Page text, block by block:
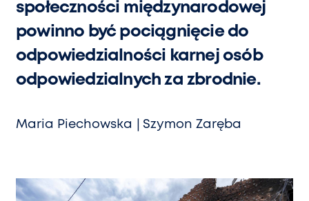
społeczności międzynarodowej
powinno być pociągnięcie do
odpowiedzialności karnej osób
odpowiedzialnych za zbrodnie.
Maria Piechowska Szymon Zaręba